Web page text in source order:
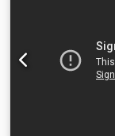
心としたテーブル
ドルまでの取り付
スピンドル速度